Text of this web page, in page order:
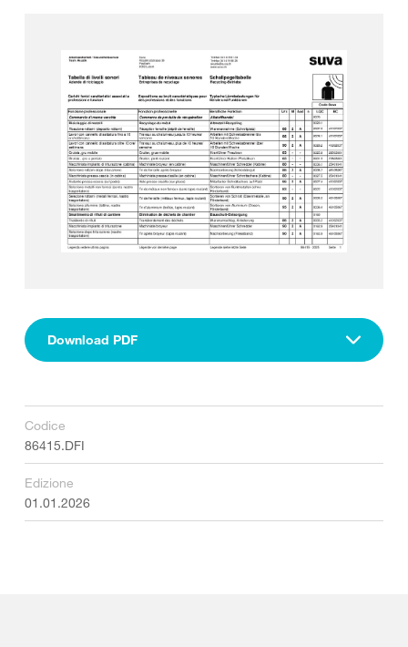
Download PDF
Codice
86415.DFI
Edizione
01.01.2026